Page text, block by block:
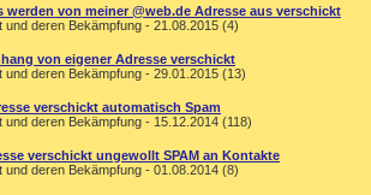
werden von meiner @web.de Adresse aus verschickt
und deren Bekämpfung - 21.08.2015 (4)
von eigener Adresse verschickt
und deren Bekämpfung - 29.01.2015 (13)
verschickt automatisch Spam
und deren Bekämpfung - 15.12.2014 (118)
verschickt ungewollt SPAM an Kontakte
und deren Bekämpfung - 01.08.2014 (8)